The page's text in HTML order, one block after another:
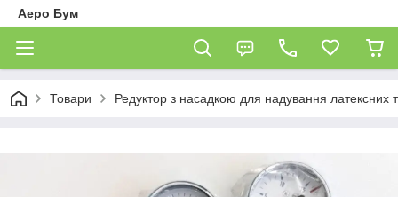
Аеро Бум
Товари Редуктор з насадкою для надування латексних